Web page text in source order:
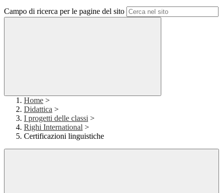
Campo di ricerca per le pagine del sito
Home >
Didattica >
I progetti delle classi >
Righi International >
Certificazioni linguistiche